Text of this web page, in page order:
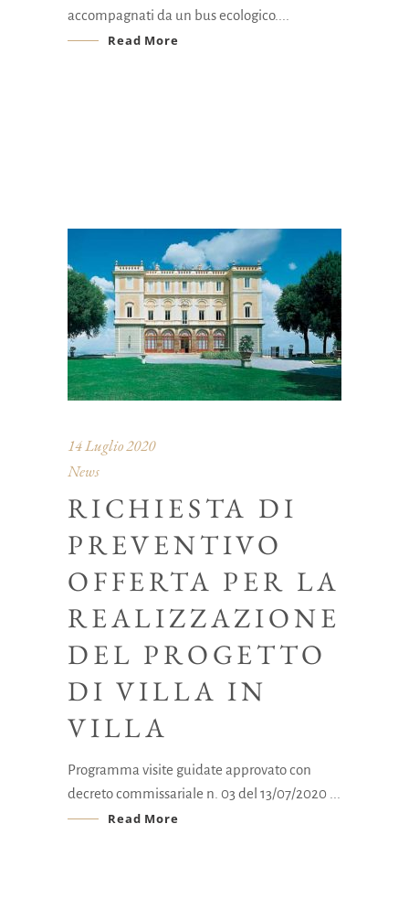
accompagnati da un bus ecologico.
Read More
14 Luglio 2020
News
RICHIESTA DI
PREVENTIVO
OFFERTA PER LA
REALIZZAZIONE
DEL PROGETTO
DI VILLA IN
VILLA
Programma visite guidate approvato con
decreto commissariale n. 03 del 13/07/2020
Read More